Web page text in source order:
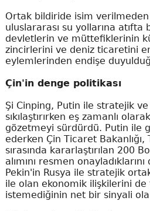
Ortak bildiride isim verilmeden
uluslararası su yollarına
devletlerin ve müttefiklerinin
zincirlerini ve deniz ticaretini
eylemlerinden endişe
Çin'in denge politikası
Şi Cinping, Putin ile stratejik ve
sıkılaştırırken eş zamanlı
gözetmeyi sürdürdü. Putin ile
ederken Çin Ticaret Bakanlığı,
sırasında kararlaştırılan 200
alımını resmen
Pekin'in Rusya ile stratejik
ile olan ekonomik ilişkilerini
istemediğinin net bir sinyali